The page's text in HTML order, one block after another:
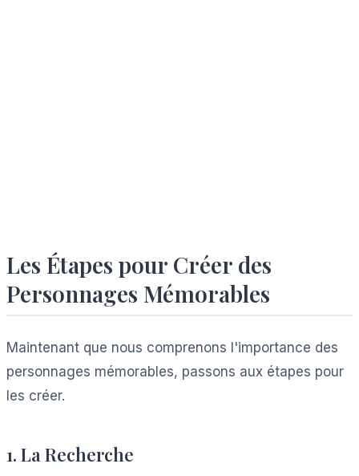
Les Étapes pour Créer des
Personnages Mémorables
Maintenant que nous comprenons l'importance des
personnages mémorables, passons aux étapes pour
les créer.
1. La Recherche